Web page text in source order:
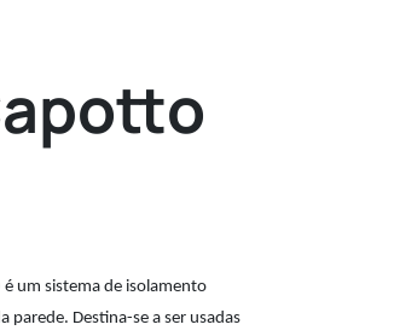
é um sistema de isolamento
parede. Destina-se a ser usadas